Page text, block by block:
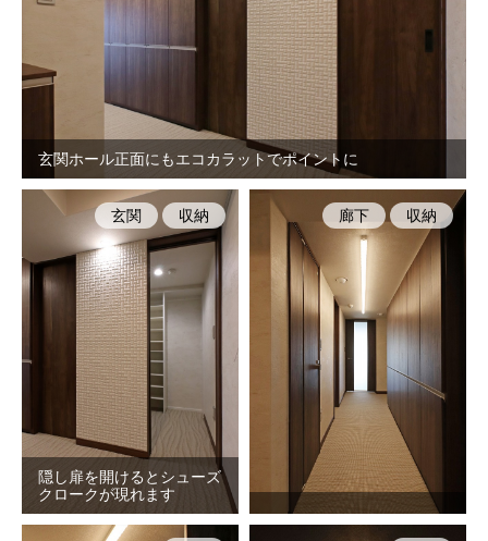
玄関ホール正面にもエコカラットでポイントに
隠し扉を開けるとシューズ
クロークが現れます
玄関 収納 廊下 収納